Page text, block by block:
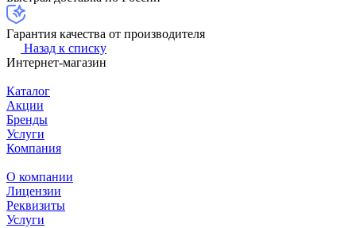
Гарантия качества от производителя
Назад к списку
Интернет-магазин
Каталог
Акции
Бренды
Услуги
Компания
О компании
Лицензии
Реквизиты
Услуги